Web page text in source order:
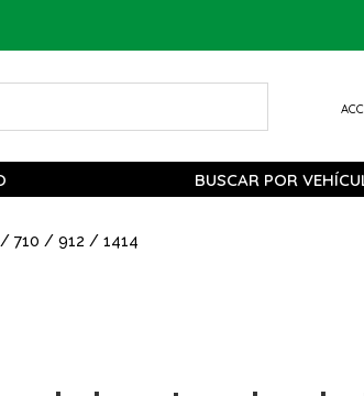
BUSCAR POR
/ 710 / 912 / 1414